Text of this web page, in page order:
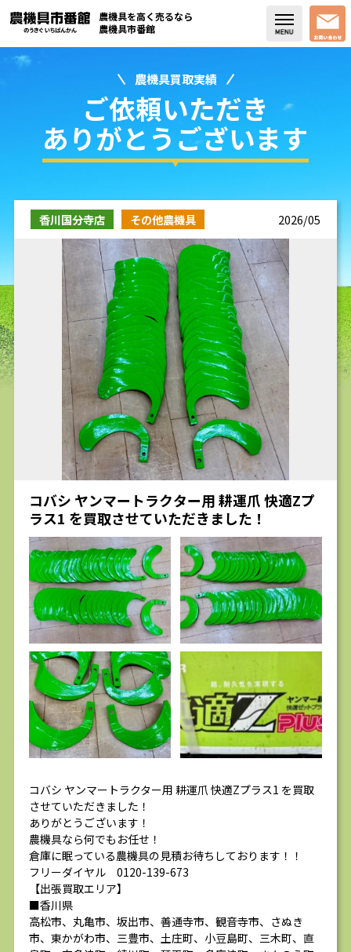
買取実績
コラム・スタッフブログ
取り扱い商品
販売中の農機具
よく頂く質問
お問い合わせ
農機具を高く売るなら
農機具市番館
農機具買取実績
ご依頼いただき
ありがとうございます
香川国分寺店 その他農機具 2026/05
コバシ ヤンマートラクター用 耕運爪 快適Zプ
ラス1 を買取させていただきました！
コバシ ヤンマートラクター用 耕運爪 快適Zプラス1 を買取
させていただきました！
ありがとうございます！
農機具なら何でもお任せ！
倉庫に眠っている農機具の見積お待ちしております！！
フリーダイヤル 0120-139-673
【出張買取エリア】
■香川県
高松市、丸亀市、坂出市、善通寺市、観音寺市、さぬき
市、東かがわ市、三豊市、土庄町、小豆島町、三木町、直